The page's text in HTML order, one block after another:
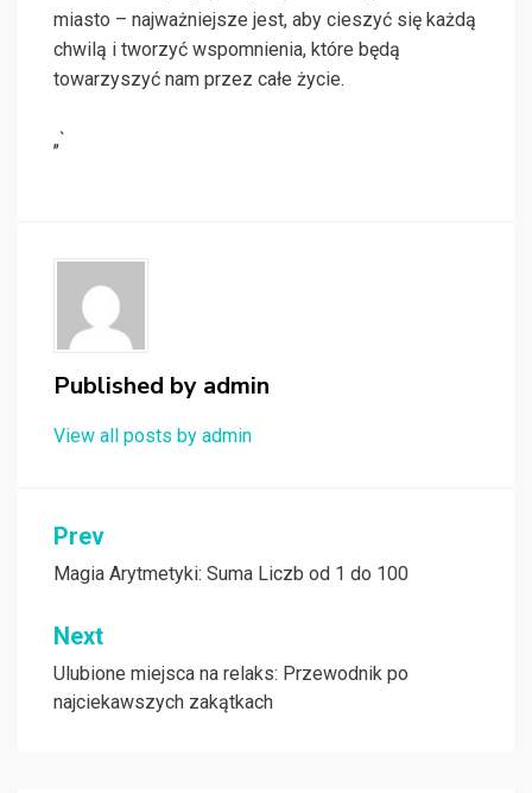
miasto – najważniejsze jest, aby cieszyć się każdą
chwilą i tworzyć wspomnienia, które będą
towarzyszyć nam przez całe życie.
„`
Published by admin
View all posts by admin
Nawigacja
wpisu
Prev
Magia Arytmetyki: Suma Liczb od 1 do 100
Next
Ulubione miejsca na relaks: Przewodnik po
najciekawszych zakątkach